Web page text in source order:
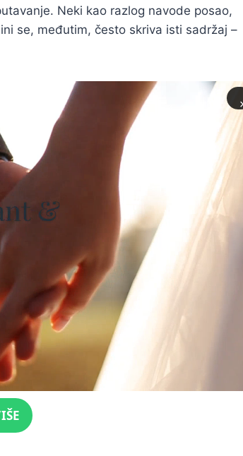
Neki kao razlog navode posao,
se, međutim, često skriva isti sadržaj –